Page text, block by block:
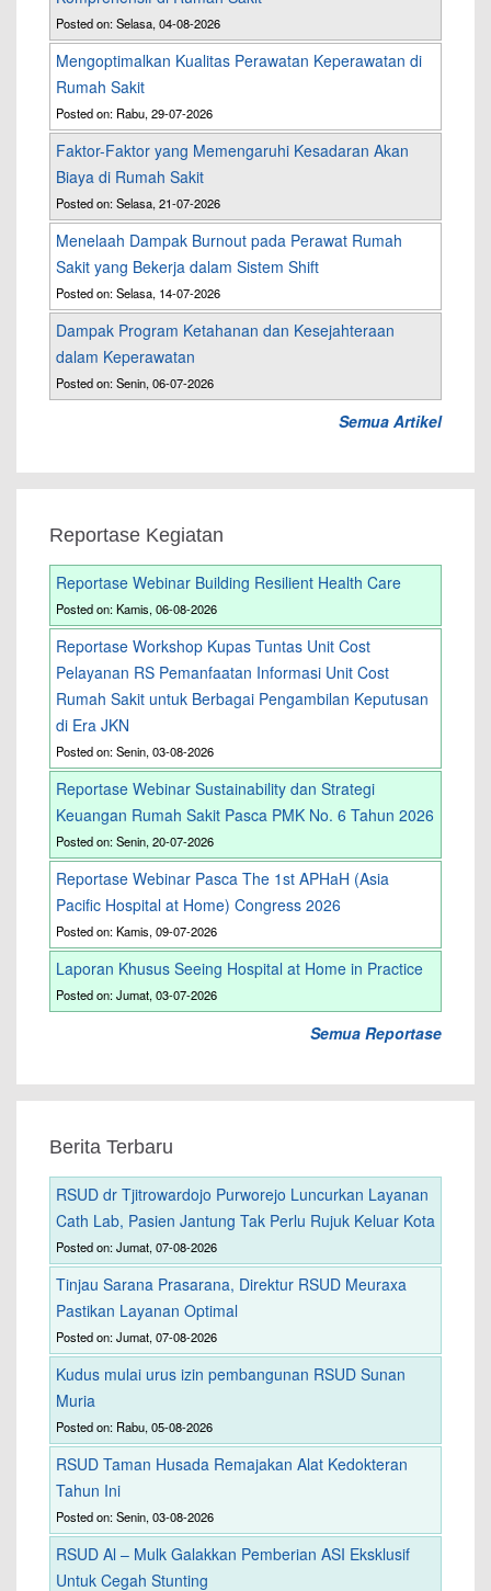
Posted on: Selasa, 04-08-2026
Mengoptimalkan Kualitas Perawatan Keperawatan di
Rumah Sakit
Posted on: Rabu, 29-07-2026
Faktor-Faktor yang Memengaruhi Kesadaran Akan
Biaya di Rumah Sakit
Posted on: Selasa, 21-07-2026
Menelaah Dampak Burnout pada Perawat Rumah
Sakit yang Bekerja dalam Sistem Shift
Posted on: Selasa, 14-07-2026
Dampak Program Ketahanan dan Kesejahteraan
dalam Keperawatan
Posted on: Senin, 06-07-2026
Semua Artikel
Reportase Kegiatan
Reportase Webinar Building Resilient Health Care
Posted on: Kamis, 06-08-2026
Reportase Workshop Kupas Tuntas Unit Cost
Pelayanan RS Pemanfaatan Informasi Unit Cost
Rumah Sakit untuk Berbagai Pengambilan Keputusan
di Era JKN
Posted on: Senin, 03-08-2026
Reportase Webinar Sustainability dan Strategi
Keuangan Rumah Sakit Pasca PMK No. 6 Tahun 2026
Posted on: Senin, 20-07-2026
Reportase Webinar Pasca The 1st APHaH (Asia
Pacific Hospital at Home) Congress 2026
Posted on: Kamis, 09-07-2026
Laporan Khusus Seeing Hospital at Home in Practice
Posted on: Jumat, 03-07-2026
Semua Reportase
Berita Terbaru
RSUD dr Tjitrowardojo Purworejo Luncurkan Layanan
Cath Lab, Pasien Jantung Tak Perlu Rujuk Keluar Kota
Posted on: Jumat, 07-08-2026
Tinjau Sarana Prasarana, Direktur RSUD Meuraxa
Pastikan Layanan Optimal
Posted on: Jumat, 07-08-2026
Kudus mulai urus izin pembangunan RSUD Sunan
Muria
Posted on: Rabu, 05-08-2026
RSUD Taman Husada Remajakan Alat Kedokteran
Tahun Ini
Posted on: Senin, 03-08-2026
RSUD Al – Mulk Galakkan Pemberian ASI Eksklusif
Untuk Cegah Stunting